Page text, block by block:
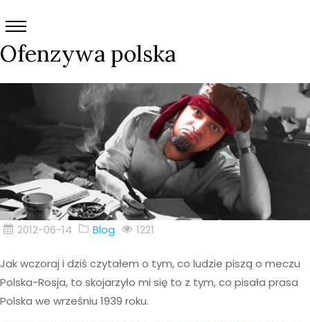
Ofenzywa polska
2012-06-14 Blog 1221
Jak wczoraj i dziś czytałem o tym, co ludzie piszą o meczu
Polska-Rosja, to skojarzyło mi się to z tym, co pisała prasa
Polska we wrześniu 1939 roku.